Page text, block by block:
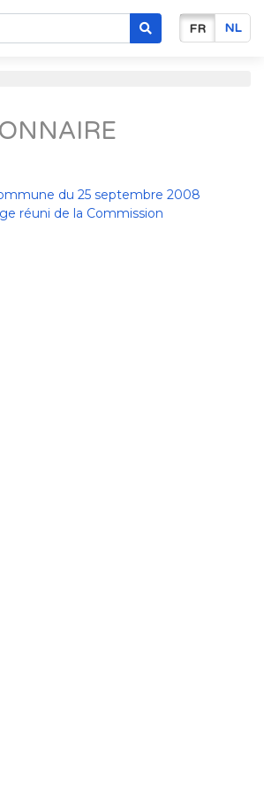
FR NL
du 25 septembre 2008
réuni de la Commission